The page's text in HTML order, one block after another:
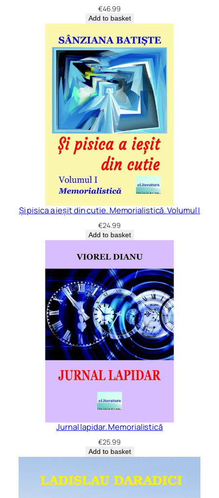
€46.99
Add to basket
Și pisica a ieșit din cutie. Memorialistică. Volumul I
€24.99
Add to basket
Jurnal lapidar. Memorialistică
€25.99
Add to basket